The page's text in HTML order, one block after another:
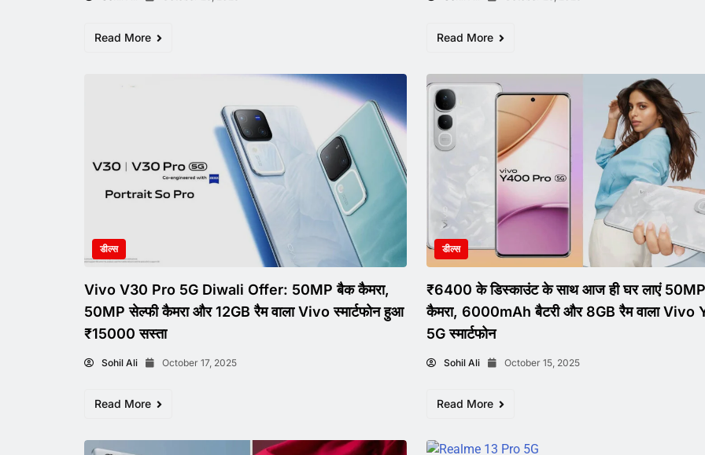
Read More Read More
डील्स
Vivo V30 Pro 5G Diwali Offer: 50MP बैक कैमरा,
50MP सेल्फी कैमरा और 12GB रैम वाला Vivo स्मार्टफोन हुआ
₹15000 सस्ता
Sohil Ali October 17, 2025
Read More
डील्स
₹6400 के डिस्काउंट के साथ आज ही घर लाएं
कैमरा, 6000mAh बैटरी और 8GB रैम वाला Vivo
5G स्मार्टफोन
Sohil Ali October 15, 2025
Read More